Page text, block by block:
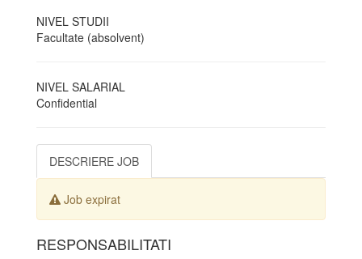
NIVEL STUDII
Facultate (absolvent)
NIVEL SALARIAL
Confidential
DESCRIERE JOB
Job expirat
RESPONSABILITATI